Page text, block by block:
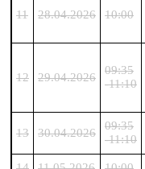
11 28.04.2026 10:00
12 29.04.2026
09:35
-11:10
13 30.04.2026
09:35
-11:10